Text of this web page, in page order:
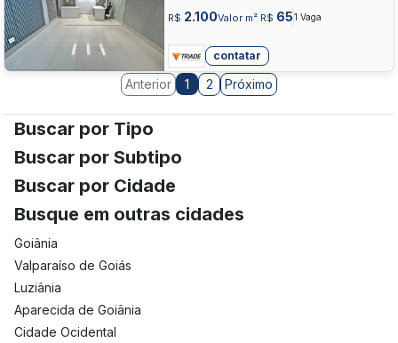
R$ 2.100Valor m² R$ 651 Vaga
contatar
Anterior 1 2 Próximo
Buscar por Tipo
Buscar por Subtipo
Buscar por Cidade
Busque em outras cidades
Goiânia
Valparaíso de Goiás
Luziânia
Aparecida de Goiânia
Cidade Ocidental